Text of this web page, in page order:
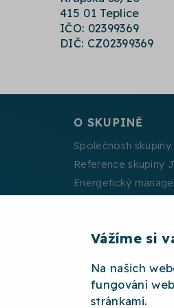
Vážíme si
Na našich
fungování
stránkami.
415 01 Teplice
IČO: 02399369
DIČ: CZ02399369
O SKUPINĚ
Společnosti skupiny
Reference skupiny
Energetický
2026 © JTH